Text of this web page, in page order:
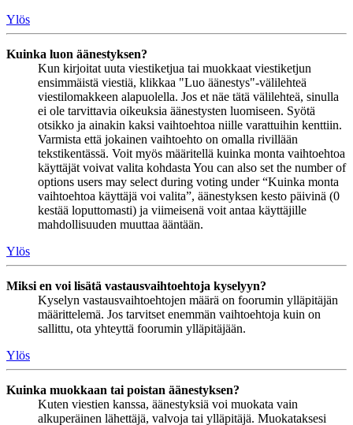
Ylös
Kuinka luon äänestyksen?
Kun kirjoitat uuta viestiketjua tai muokkaat viestiketjun
ensimmäistä viestiä, klikkaa "Luo äänestys"-välilehteä
viestilomakkeen alapuolella. Jos et näe tätä välilehteä, sinulla
ei ole tarvittavia oikeuksia äänestysten luomiseen. Syötä
otsikko ja ainakin kaksi vaihtoehtoa niille varattuihin kenttiin.
Varmista että jokainen vaihtoehto on omalla rivillään
tekstikentässä. Voit myös määritellä kuinka monta vaihtoehtoa
käyttäjät voivat valita kohdasta You can also set the number of
options users may select during voting under “Kuinka monta
vaihtoehtoa käyttäjä voi valita”, äänestyksen kesto päivinä (0
kestää loputtomasti) ja viimeisenä voit antaa käyttäjille
mahdollisuuden muuttaa ääntään.
Ylös
Miksi en voi lisätä vastausvaihtoehtoja kyselyyn?
Kyselyn vastausvaihtoehtojen määrä on foorumin ylläpitäjän
määrittelemä. Jos tarvitset enemmän vaihtoehtoja kuin on
sallittu, ota yhteyttä foorumin ylläpitäjään.
Ylös
Kuinka muokkaan tai poistan äänestyksen?
Kuten viestien kanssa, äänestyksiä voi muokata vain
alkuperäinen lähettäjä, valvoja tai ylläpitäjä. Muokataksesi